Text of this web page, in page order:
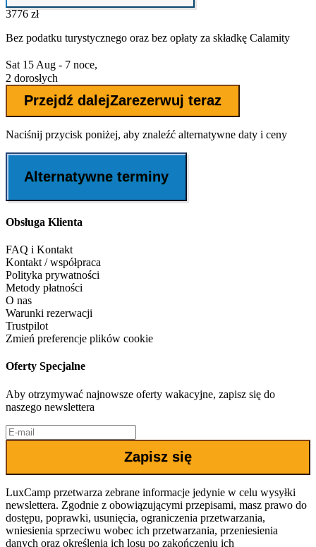
3776 zł
Bez podatku turystycznego oraz bez opłaty za składkę Calamity
Sat 15 Aug - 7 noce,
2 dorosłych
Przejdź dalejZarezerwuj teraz
Naciśnij przycisk poniżej, aby znaleźć alternatywne daty i ceny
Alternatywne terminy
Obsługa Klienta
FAQ i Kontakt
Kontakt / współpraca
Polityka prywatności
Metody płatności
O nas
Warunki rezerwacji
Trustpilot
Zmień preferencje plików cookie
Oferty Specjalne
Aby otrzymywać najnowsze oferty wakacyjne, zapisz się do
naszego newslettera
Zapisz się
LuxCamp przetwarza zebrane informacje jedynie w celu wysyłki
newslettera. Zgodnie z obowiązującymi przepisami, masz prawo do
dostępu, poprawki, usunięcia, ograniczenia przetwarzania,
wniesienia sprzeciwu wobec ich przetwarzania, przeniesienia
danych oraz określenia ich losu po zakończeniu ich